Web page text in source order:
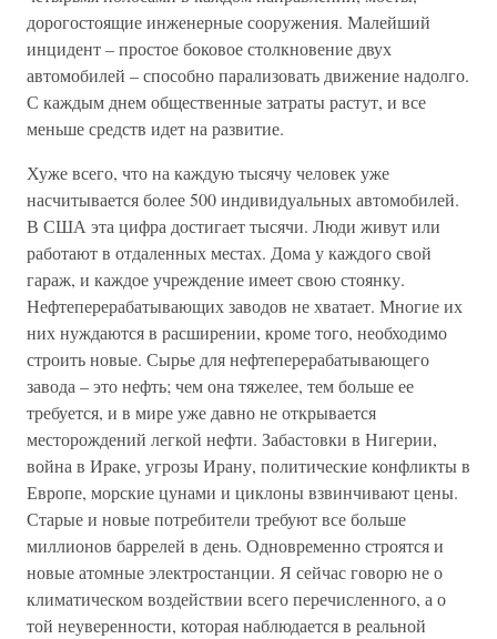
дорогостоящие инженерные сооружения. Малейший
инцидент – простое боковое столкновение двух
автомобилей – способно парализовать движение надолго.
С каждым днем общественные затраты растут, и все
меньше средств идет на развитие.
Хуже всего, что на каждую тысячу человек уже
насчитывается более 500 индивидуальных автомобилей.
В США эта цифра достигает тысячи. Люди живут или
работают в отдаленных местах. Дома у каждого свой
гараж, и каждое учреждение имеет свою стоянку.
Нефтеперерабатывающих заводов не хватает. Многие их
них нуждаются в расширении, кроме того, необходимо
строить новые. Сырье для нефтеперерабатывающего
завода – это нефть; чем она тяжелее, тем больше ее
требуется, и в мире уже давно не открывается
месторождений легкой нефти. Забастовки в Нигерии,
война в Ираке, угрозы Ирану, политические конфликты в
Европе, морские цунами и циклоны взвинчивают цены.
Старые и новые потребители требуют все больше
миллионов баррелей в день. Одновременно строятся и
новые атомные электростанции. Я сейчас говорю не о
климатическом воздействии всего перечисленного, а о
той неуверенности, которая наблюдается в реальной